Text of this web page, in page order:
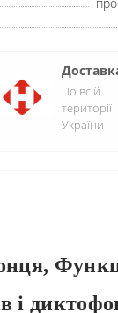
По всій
території
України
і